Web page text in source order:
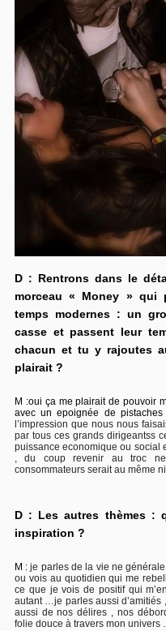
D : Rentrons dans le
morceau « Money » qui
temps modernes : un
casse et passent leur
chacun et tu y rajoutes
plairait ?
M :oui ça me plairait de pouvoir
avec un epoignée de
l’impression que nous nous
par tous ces grands dirigeantss
puissance economique ou social
, du coup revenir au troc ne
consommateurs serait au même
D : Les autres thèmes :
inspiration ?
M : je parles de la vie ne
ou vois au quotidien qui me
ce que je vois de positif qui
autant …je parles aussi d’amitiés
aussi de nos délires , nos
folie douce à travers mon univers